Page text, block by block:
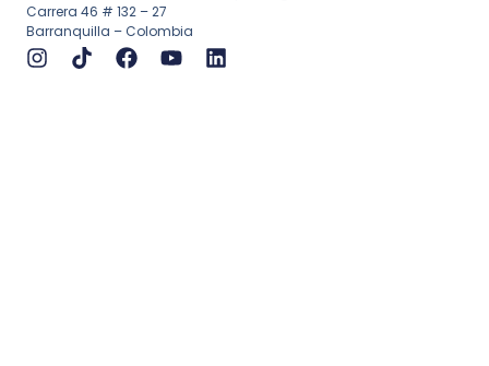
Carrera 46 # 132 – 27
Barranquilla – Colombia